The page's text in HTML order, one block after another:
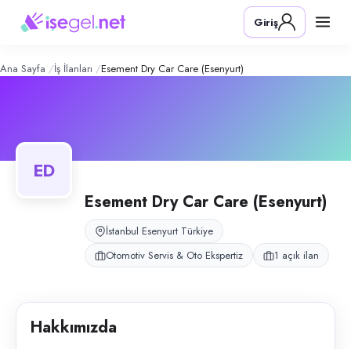
Dry Car Care (Esenyurt)–
Konum:
Esement Dry Car Care, İstanbul Esenyurt'ta oto yıkama ve detaylı
Giriş
Ana Sayfa İş İlanları Esement Dry Car Care (Esenyurt)
ED
Esement Dry Car Care (Esenyurt)
İstanbul Esenyurt Türkiye
Otomotiv Servis & Oto Ekspertiz
1 açık ilan
Hakkımızda